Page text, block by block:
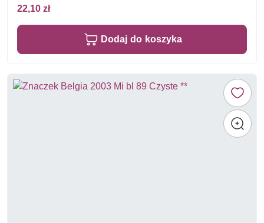
22,10 zł
Dodaj do koszyka